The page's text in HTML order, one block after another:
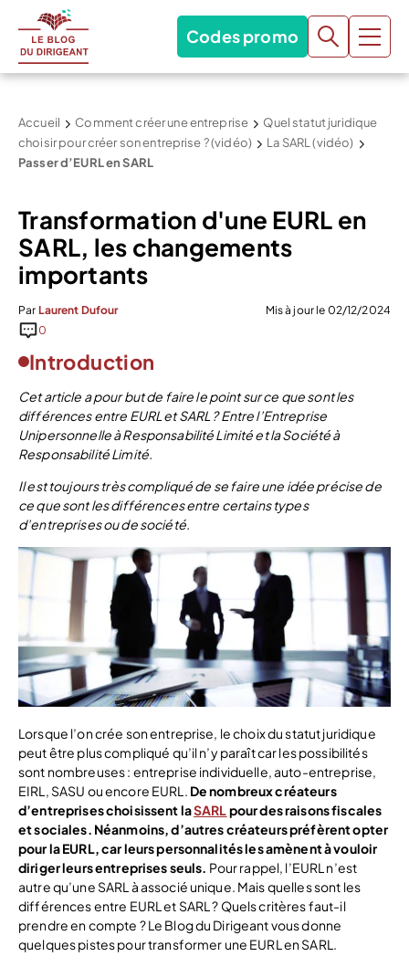
Codes promo
Accueil Comment créer une entreprise
Quel statut juridique
choisir pour créer son entreprise ? (vidéo)
La SARL (vidéo)
Passer d’EURL en SARL
Transformation d'une EURL en
SARL, les changements
importants
Par Laurent Dufour
Mis à jour le 02/12/2024
0
Introduction
Cet article a pour but de faire le point sur ce que sont les
différences entre EURL et SARL ? Entre l’Entreprise
Unipersonnelle à Responsabilité Limité et la Société à
Responsabilité Limité.
Il est toujours très compliqué de se faire une idée précise de
ce que sont les différences entre certains types
d’entreprises ou de société.
Lorsque l’on crée son entreprise, le choix du statut juridique
peut être plus compliqué qu’il n’y paraît car les possibilités
sont nombreuses : entreprise individuelle, auto-entreprise,
EIRL, SASU ou encore EURL. De nombreux créateurs
d’entreprises choisissent laSARLpour des raisons fiscales
et sociales. Néanmoins, d’autres créateurs préfèrent opter
pour la EURL, car leurs personnalités les amènent à vouloir
diriger leurs entreprises seuls. Pour rappel, l’EURL n’est
autre qu’une SARL à associé unique. Mais quelles sont les
différences entre EURL et SARL ? Quels critères faut-il
prendre en compte ? Le Blog du Dirigeant vous donne
quelques pistes pour transformer une EURL en SARL.